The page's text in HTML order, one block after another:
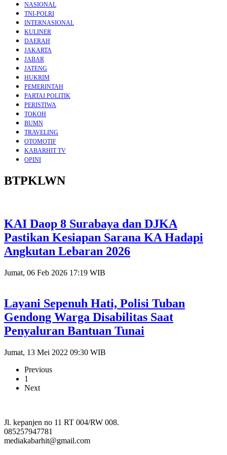
NASIONAL
TNI-POLRI
INTERNASIONAL
KULINER
DAERAH
JAKARTA
JABAR
JATENG
HUKRIM
PEMERINTAH
PARTAI POLITIK
PERISTIWA
TOKOH
BUMN
TRAVELING
OTOMOTIF
KABARHIT TV
OPINI
BTPKLWN
KAI Daop 8 Surabaya dan DJKA
Pastikan Kesiapan Sarana KA Hadapi
Angkutan Lebaran 2026
Jumat, 06 Feb 2026 17:19 WIB
Layani Sepenuh Hati, Polisi Tuban
Gendong Warga Disabilitas Saat
Penyaluran Bantuan Tunai
Jumat, 13 Mei 2022 09:30 WIB
Previous
1
Next
Jl. kepanjen no 11 RT 004/RW 008.
085257947781
mediakabarhit@gmail.com